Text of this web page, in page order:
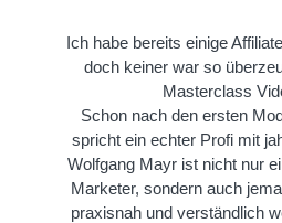
Ich habe bereits einige
doch keiner war so
Masterclass
Schon nach den ersten
spricht ein echter Profi mit
Wolfgang Mayr ist nicht nur
Marketer, sondern auch
praxisnah und verständlich